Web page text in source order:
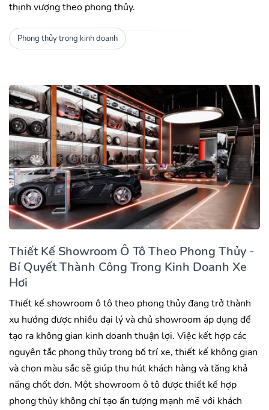
thịnh vượng theo phong thủy.
Phong thủy trong kinh doanh
Thiết Kế Showroom Ô Tô Theo Phong Thủy -
Bí Quyết Thành Công Trong Kinh Doanh Xe
Hơi
Thiết kế showroom ô tô theo phong thủy đang trở thành
xu hướng được nhiều đại lý và chủ showroom áp dụng để
tạo ra không gian kinh doanh thuận lợi. Việc kết hợp các
nguyên tắc phong thủy trong bố trí xe, thiết kế không gian
và chọn màu sắc sẽ giúp thu hút khách hàng và tăng khả
năng chốt đơn. Một showroom ô tô được thiết kế hợp
phong thủy không chỉ tạo ấn tượng mạnh mẽ với khách